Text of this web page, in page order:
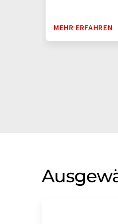
MEHR ERFAHREN